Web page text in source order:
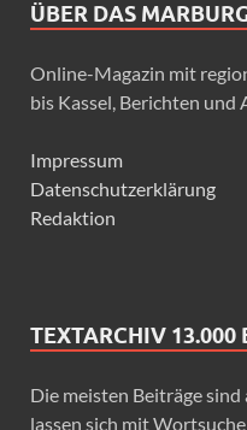
ÜBER DAS
Online-Magazin mit
bis Kassel, Berichten
Impressum
Datenschutzerklärung
Redaktion
TEXTARCHIV 13.000
Die meisten Beiträge
lassen sich mit